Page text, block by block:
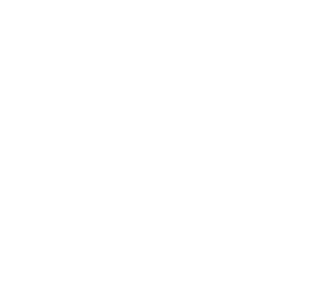
難耐且不易根治。尤其是侵犯腋下與軀幹的
日常習慣，能有效預防與改善黴菌侵擾：足
換穿、不重複穿同一雙，勤換襪子，或在夏
透氣快乾衣物：減少汗水滯留身體的時間，
物替換。注意公共場所衛生：出入游泳池等
透氣防霉床墊推薦：QSHION 空氣纖維床墊